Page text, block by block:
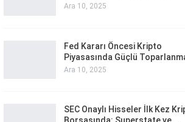
Ara 10, 2025
Fed Kararı Öncesi Kripto
Piyasasında Güçlü
Ara 10, 2025
SEC Onaylı Hisseler İlk Kez